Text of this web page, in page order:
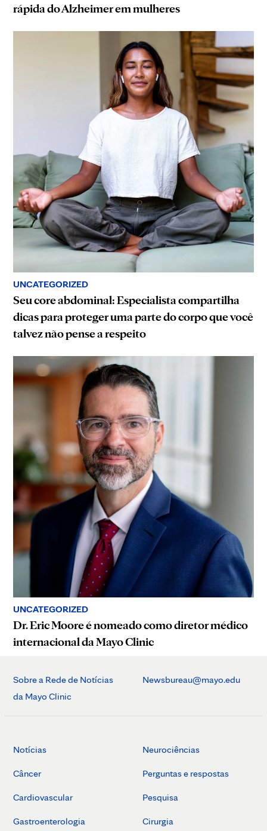
rápida do Alzheimer em mulheres
UNCATEGORIZED
Seu core abdominal: Especialista compartilha
dicas para proteger uma parte do corpo que você
talvez não pense a respeito
UNCATEGORIZED
Dr. Eric Moore é nomeado como diretor médico
internacional da Mayo Clinic
Sobre a Rede de Notícias
da Mayo Clinic
Newsbureau@mayo.edu
Notícias
Câncer
Cardiovascular
Gastroenterologia
Neurociências
Perguntas e respostas
Pesquisa
Cirurgia